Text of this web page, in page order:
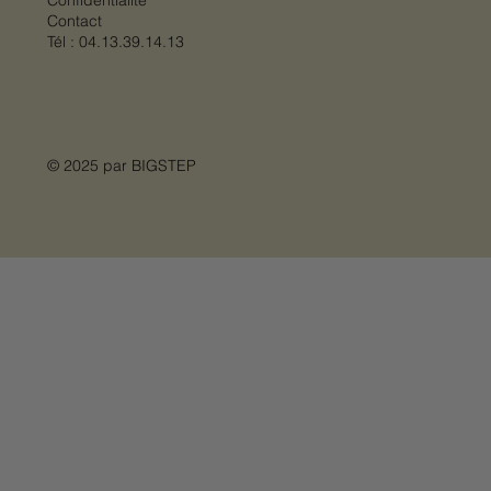
Contact
Tél : 04.13.39.14.13
© 2025 par BIGSTEP